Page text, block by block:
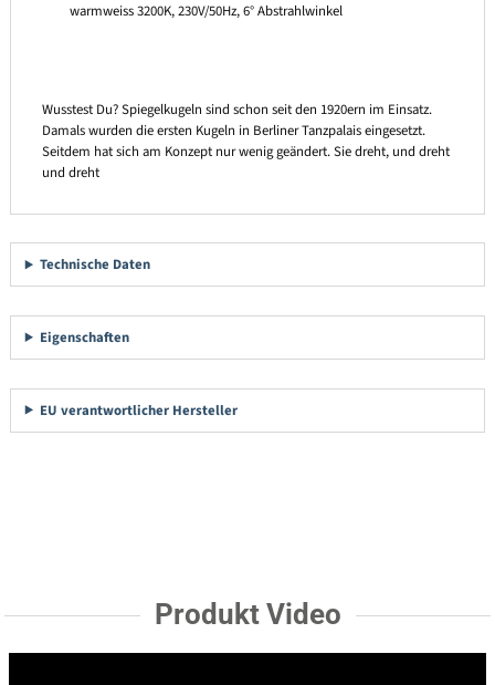
warmweiss 3200K, 230V/50Hz, 6° Abstrahlwinkel
Wusstest Du? Spiegelkugeln sind schon seit den 1920ern im Einsatz.
Damals wurden die ersten Kugeln in Berliner Tanzpalais eingesetzt.
Seitdem hat sich am Konzept nur wenig geändert. Sie dreht, und dreht
und dreht
Technische Daten
Eigenschaften
EU verantwortlicher Hersteller
Produkt Video